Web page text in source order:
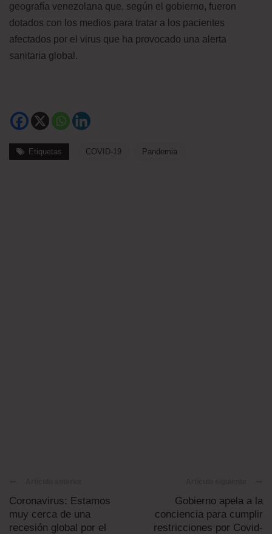
geografía venezolana que, según el gobierno, fueron
dotados con los medios para tratar a los pacientes
afectados por el virus que ha provocado una alerta
sanitaria global.
Etiquetas COVID-19 Pandemia
Coronavirus: Estamos
muy cerca de una
recesión global por el
Gobierno apela a la
conciencia para cumplir
restricciones por Covid-